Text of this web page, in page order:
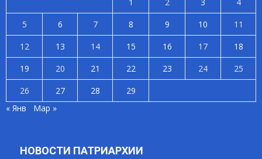
1 2 3
4
5
6 7 8 9 10
11
12
13 14 15 16 17
18
19
20 21 22 23 24
25
26
27 28
29
« Янв
Мар »
НОВОСТИ ПАТРИАРХИИ